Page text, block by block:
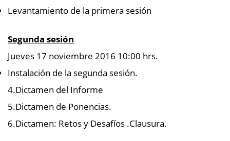
Levantamiento de la primera sesión
Segunda sesión
Jueves 17 noviembre 2016 10:00 hrs.
Instalación de la segunda sesión.
4.Dictamen del Informe
5.Dictamen de Ponencias.
6.Dictamen: Retos y Desafíos .Clausura.